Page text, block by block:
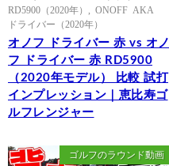
RD5900（2020年）
ONOFF AKA
ドライバー（2020年）
オノフ ドライバー 赤 vs オノ
フ ドライバー 赤 RD5900
（2020年モデル） 比較 試打
インプレッション｜恵比寿ゴ
ルフレンジャー
ゴルフのラウンド動画